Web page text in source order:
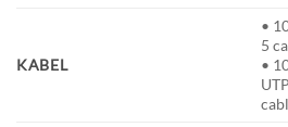
KABEL
•
5
•